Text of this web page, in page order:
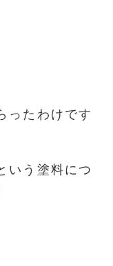
ったわけです
いう塗料につ